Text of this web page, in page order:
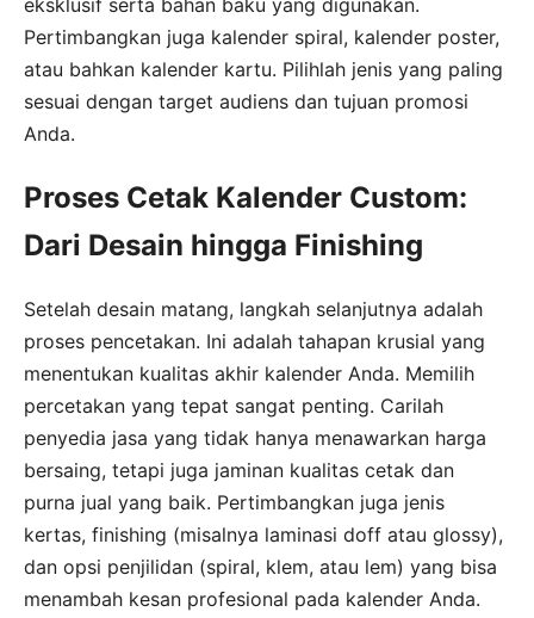
Pertimbangkan juga kalender spiral, kalender poster,
atau bahkan kalender kartu. Pilihlah jenis yang paling
sesuai dengan target audiens dan tujuan promosi
Anda.
Proses Cetak Kalender Custom:
Dari Desain hingga Finishing
Setelah desain matang, langkah selanjutnya adalah
proses pencetakan. Ini adalah tahapan krusial yang
menentukan kualitas akhir kalender Anda. Memilih
percetakan yang tepat sangat penting. Carilah
penyedia jasa yang tidak hanya menawarkan harga
bersaing, tetapi juga jaminan kualitas cetak dan
purna jual yang baik. Pertimbangkan juga jenis
kertas, finishing (misalnya laminasi doff atau glossy),
dan opsi penjilidan (spiral, klem, atau lem) yang bisa
menambah kesan profesional pada kalender Anda.